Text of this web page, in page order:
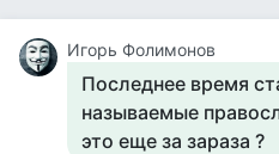
Игорь Фолимонов
Последнее время
называемые
это еще за зараза ?